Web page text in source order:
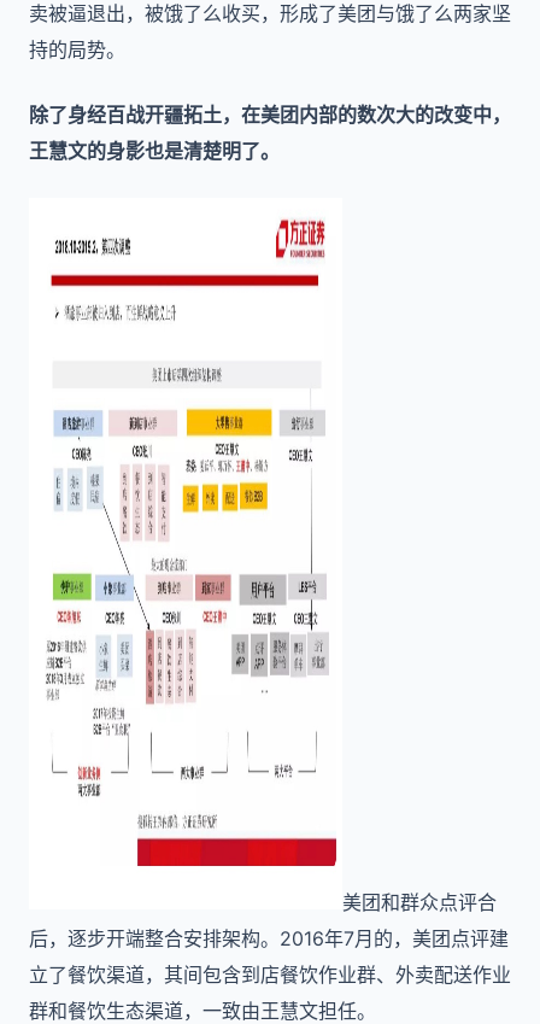
卖被逼退出，被饿了么收买，形成了美团与饿了么两家坚
持的局势。
除了身经百战开疆拓土，在美团内部的数次大的改变中，
王慧文的身影也是清楚明了。
美团和群众点评合
后，逐步开端整合安排架构。2016年7月的，美团点评建
立了餐饮渠道，其间包含到店餐饮作业群、外卖配送作业
群和餐饮生态渠道，一致由王慧文担任。